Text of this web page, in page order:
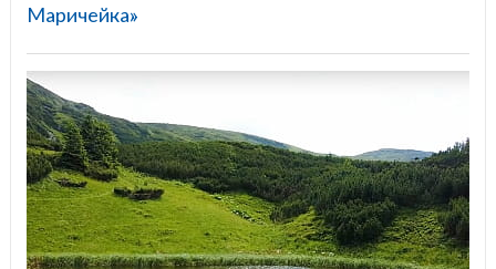
Маричейка»